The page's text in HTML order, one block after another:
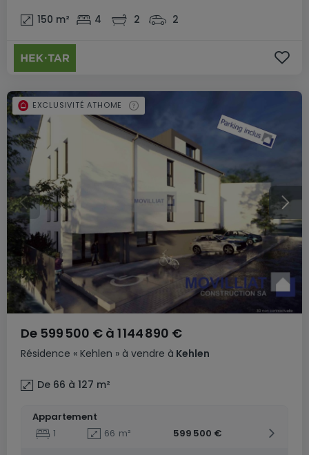
150 m² 4 2 2
Résidence « Kehlen » à vendre à Kehlen
De 599 500 € à 1 144 890 €
De 66 à 127 m²
EXCLUSIVITÉ ATHOME
Appartement
1
66 m²
599 500 €